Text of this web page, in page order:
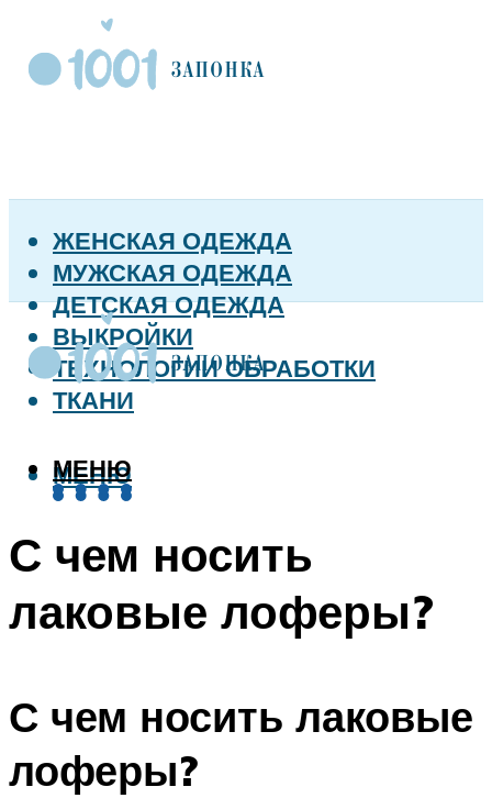
ЖЕНСКАЯ ОДЕЖДА
МУЖСКАЯ ОДЕЖДА
ДЕТСКАЯ ОДЕЖДА
ВЫКРОЙКИ
ТЕХНОЛОГИИ ОБРАБОТКИ
ТКАНИ
МЕНЮ
МЕНЮ
С чем носить
лаковые лоферы?
С чем носить лаковые
лоферы?